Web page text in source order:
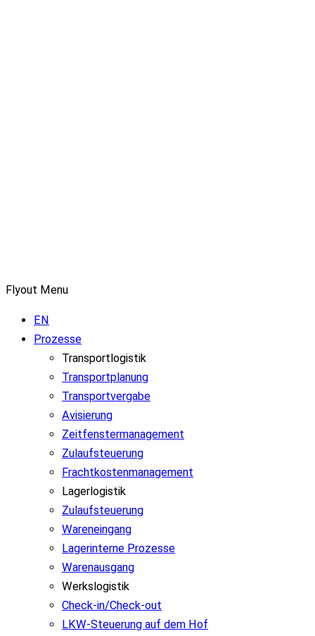
Flyout Menu
EN
Prozesse
Transportlogistik
Transportplanung
Transportvergabe
Avisierung
Zeitfenstermanagement
Zulaufsteuerung
Frachtkostenmanagement
Lagerlogistik
Zulaufsteuerung
Wareneingang
Lagerinterne Prozesse
Warenausgang
Werkslogistik
Check-in/Check-out
LKW-Steuerung auf dem Hof